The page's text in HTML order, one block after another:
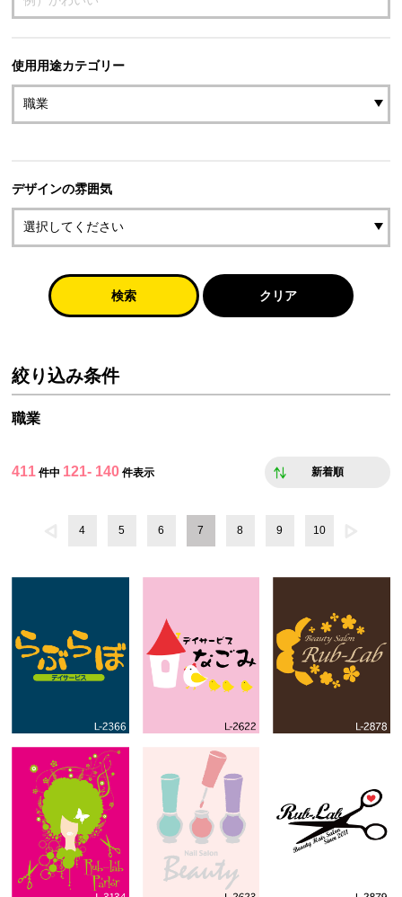
使用用途カテゴリー
デザインの雰囲気
検索 クリア
絞り込み条件
職業
411 件中 121- 140 件表示 新着順
4 5 6 7 8 9 10